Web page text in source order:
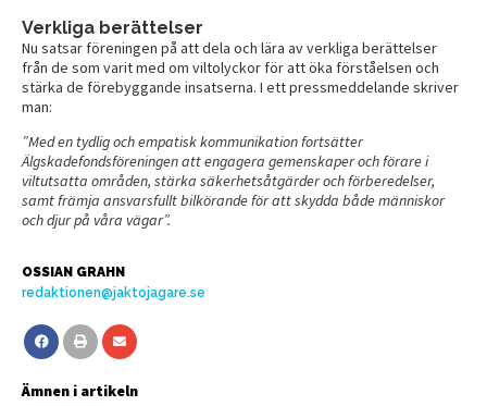
Verkliga berättelser
Nu satsar föreningen på att dela och lära av verkliga berättelser
från de som varit med om viltolyckor för att öka förståelsen och
stärka de förebyggande insatserna. I ett pressmeddelande skriver
man:
”Med en tydlig och empatisk kommunikation fortsätter
Älgskadefondsföreningen att engagera gemenskaper och förare i
viltutsatta områden, stärka säkerhetsåtgärder och förberedelser,
samt främja ansvarsfullt bilkörande för att skydda både människor
och djur på våra vägar”.
OSSIAN GRAHN
redaktionen@jaktojagare.se
Ämnen i artikeln